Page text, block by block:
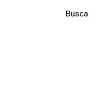
Busca